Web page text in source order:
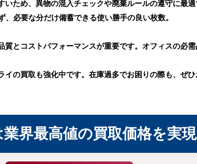
いため、異物の混入チェックや廃棄ルールの遵守に最適
、必要な分だけ備蓄できる使い勝手の良い枚数。
質とコストパフォーマンスが重要です。オフィスの必
イの買取も強化中です。在庫過多でお困りの際も、ぜひ
界最高値の買取価格を実現